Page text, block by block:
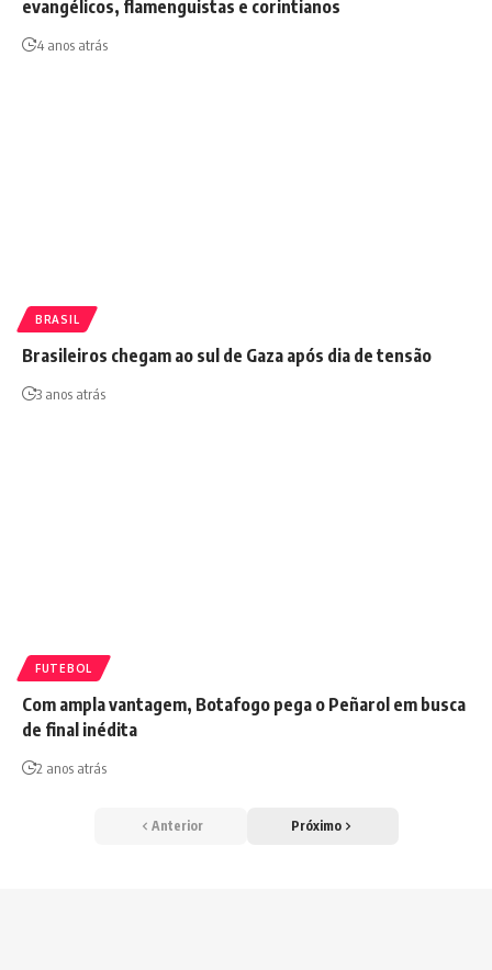
evangélicos, flamenguistas e corintianos
4 anos atrás
BRASIL
Brasileiros chegam ao sul de Gaza após dia de tensão
3 anos atrás
FUTEBOL
Com ampla vantagem, Botafogo pega o Peñarol em busca
de final inédita
2 anos atrás
Anterior Próximo